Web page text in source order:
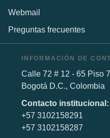
Webmail
Preguntas frecuentes
INFORMACIÓN DE
Calle 72 # 12 - 65 Piso 7
Bogotá D.C., Colombia
Contacto institucional:
+57 3102158291
+57 3102158287